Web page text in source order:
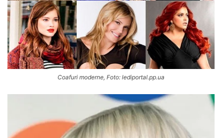
Coafuri moderne, Foto: lediportal.pp.ua